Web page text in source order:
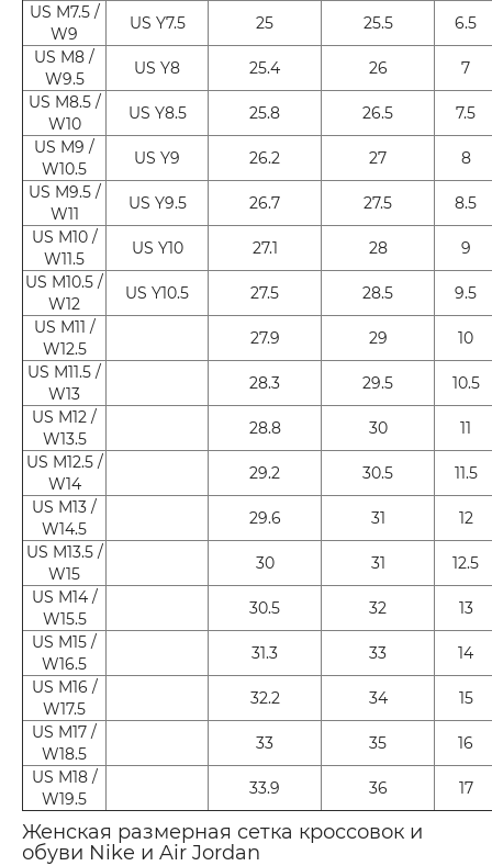
US M7.5 /
W9
US Y7.5 25 25.5
6.5
US M8 /
W9.5
US Y8 25.4 26
7
US M8.5 /
W10
US Y8.5 25.8 26.5
7.5
US M9 /
W10.5
US Y9 26.2 27
8
US M9.5 /
W11
US Y9.5 26.7 27.5
8.5
US M10 /
W11.5
US Y10 27.1 28
9
US M10.5 /
W12
US Y10.5 27.5 28.5
9.5
US M11 /
W12.5
27.9 29
10
US M11.5 /
W13
28.3 29.5
10.5
US M12 /
W13.5
28.8 30
11
US M12.5 /
W14
29.2 30.5
11.5
US M13 /
W14.5
29.6 31
12
US M13.5 /
W15
30 31
12.5
US M14 /
W15.5
30.5 32
13
US M15 /
W16.5
31.3 33
14
US M16 /
W17.5
32.2 34
15
US M17 /
W18.5
33 35
16
US M18 /
W19.5
33.9 36 17
Женская размерная сетка кроссовок и
обуви Nike и Air Jordan